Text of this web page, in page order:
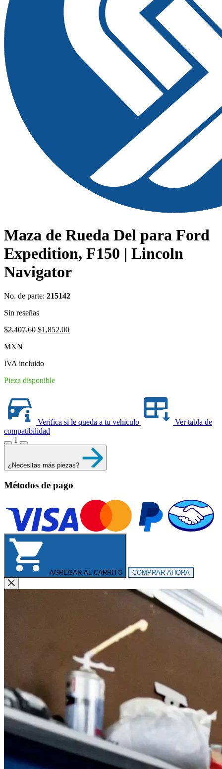
Maza de Rueda Del para Ford
Expedition, F150 | Lincoln
Navigator
No. de parte: 215142
Sin reseñas
$2,407.60 Original
$1,852.00Current
MXN
IVA incluido
Pieza disponible
Verifica si le queda a tu vehículo
Ver tabla de
compatibilidad
1
¿Necesitas más piezas?
Métodos de pago
AGREGAR AL CARRITO COMPRAR AHORA